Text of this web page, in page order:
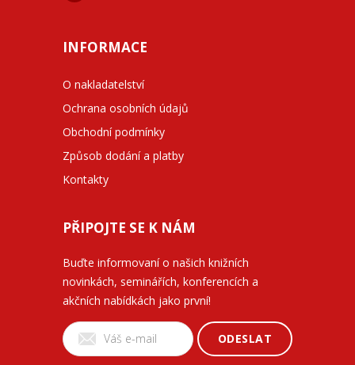
INFORMACE
O nakladatelství
Ochrana osobních údajů
Obchodní podmínky
Způsob dodání a platby
Kontakty
PŘIPOJTE SE K NÁM
Buďte informovaní o našich knižních
novinkách, seminářích, konferencích a
akčních nabídkách jako první!
ODESLAT